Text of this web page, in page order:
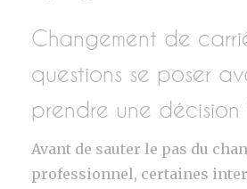
Changement de
questions se poser
prendre une décision
Avant de sauter le pas du
professionnel, certaines